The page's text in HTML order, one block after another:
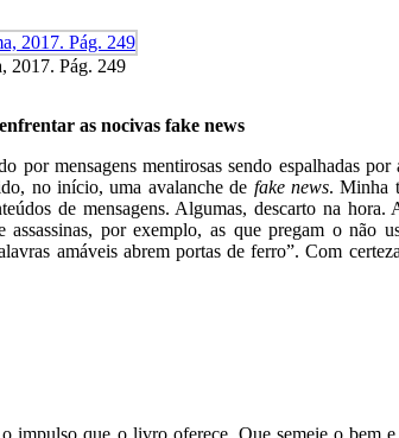
2017. Pág. 249
as nocivas fake news
por mensagens mentirosas sendo espalhadas
no início, uma avalanche de fake news. Minha
de mensagens. Algumas, descarto na
assassinas, por exemplo, as que pregam o
amáveis abrem portas de ferro”. Com